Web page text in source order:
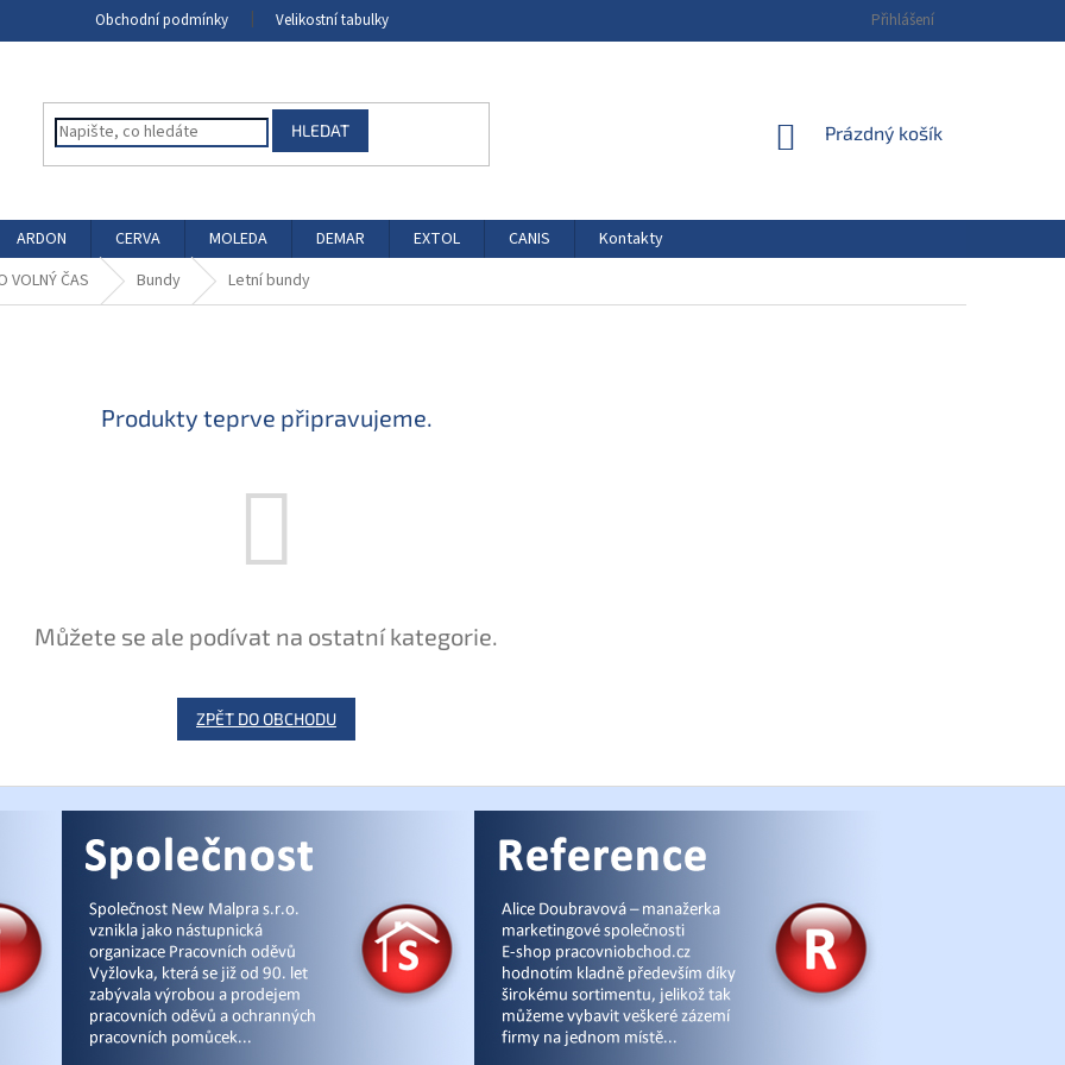
Obchodní podmínky Velikostní tabulky Přihlášení
HLEDAT
NÁKUPNÍ
Prázdný košík
ARDON CERVA MOLEDA DEMAR EXTOL CANIS
Kontakty
VOLNÝ ČAS Bundy Letní bundy
Produkty teprve připravujeme.
Můžete se ale podívat na ostatní kategorie.
ZPĚT DO OBCHODU